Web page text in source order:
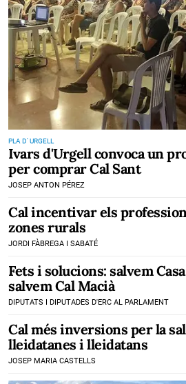
PLA D' URGELL
Ivars d'Urgell convoca un
per comprar Cal Sant
JOSEP ANTON PÉREZ
Cal incentivar els
zones rurals
JORDI FÀBREGA I SABATÉ
Fets i solucions: salvem
salvem Cal Macià
DIPUTATS I DIPUTADES D'ERC AL PARLAMENT
Cal més inversions per la
lleidatanes i lleidatans
JOSEP MARIA CASTELLS